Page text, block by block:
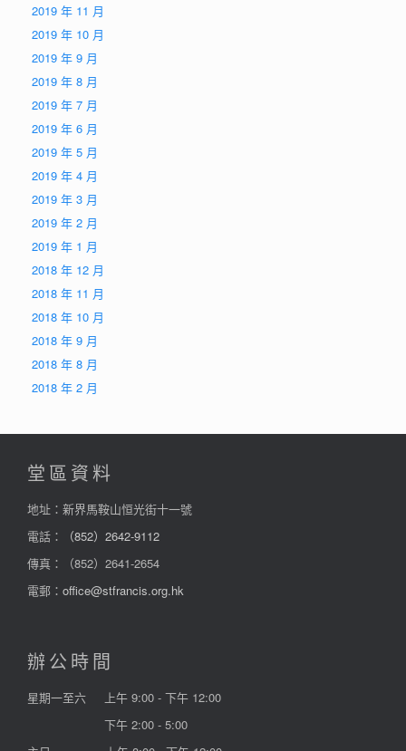
2019 年 11 月
2019 年 10 月
2019 年 9 月
2019 年 8 月
2019 年 7 月
2019 年 6 月
2019 年 5 月
2019 年 4 月
2019 年 3 月
2019 年 2 月
2019 年 1 月
2018 年 12 月
2018 年 11 月
2018 年 10 月
2018 年 9 月
2018 年 8 月
2018 年 2 月
堂區資料
地址：新界馬鞍山恒光街十一號
電話：
（852）2642-9112
傳真：（852）2641-2654
電郵： office@stfrancis.org.hk
辦公時間
星期一至六
上午 9:00 - 下午 12:00
下午 2:00 - 5:00